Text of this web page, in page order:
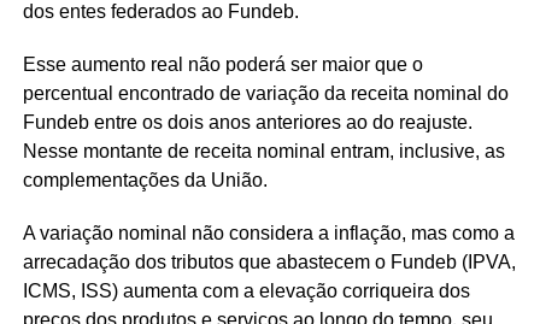
dos entes federados ao Fundeb.
Esse aumento real não poderá ser maior que o
percentual encontrado de variação da receita nominal do
Fundeb entre os dois anos anteriores ao do reajuste.
Nesse montante de receita nominal entram, inclusive, as
complementações da União.
A variação nominal não considera a inflação, mas como a
arrecadação dos tributos que abastecem o Fundeb (IPVA,
ICMS, ISS) aumenta com a elevação corriqueira dos
preços dos produtos e serviços ao longo do tempo, seu